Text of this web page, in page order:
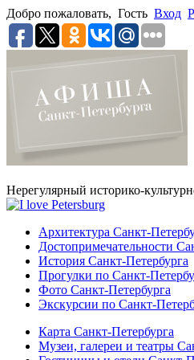
Добро пожаловать, Гость Вход
Нерегулярный историко-
Архитектура Санкт-
Достопримечательности
История Санкт-Петербурга
Прогулки по Санкт-
Фото Санкт-Петербурга
Экскурсии по Санкт-
Карта Санкт-Петербурга
Музеи, галереи и театры